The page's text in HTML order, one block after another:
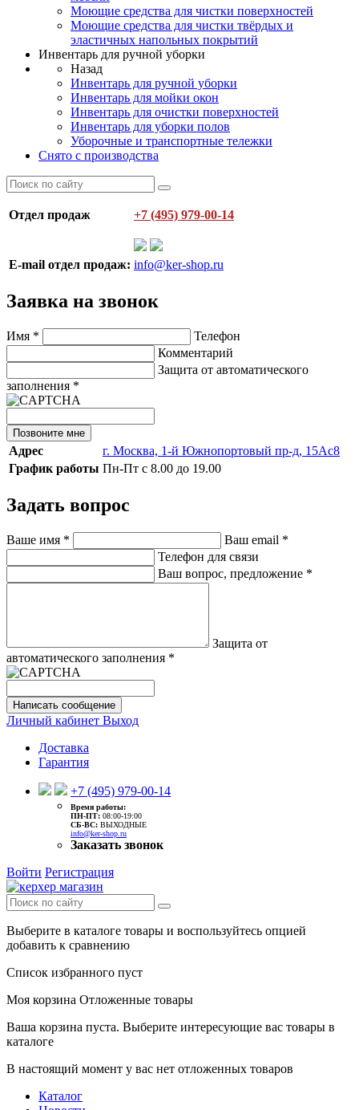
Моющие средства для чистки поверхностей
Моющие средства для чистки твёрдых и
эластичных напольных покрытий
Инвентарь для ручной уборки
Назад
Инвентарь для ручной уборки
Инвентарь для мойки окон
Инвентарь для очистки поверхностей
Инвентарь для уборки полов
Уборочные и транспортные тележки
Снято с производства
Отдел продаж +7 (495) 979-00-14
E-mail отдел продаж: info@ker-shop.ru
Заявка на звонок
Имя *
Телефон
Комментарий
Защита от автоматического
заполнения *
Позвоните мне
Адрес
г. Москва, 1-й Южнопортовый пр-д, 15Ас8
График работы Пн-Пт с 8.00 до 19.00
Задать вопрос
Ваше имя * Ваш email *
Телефон для связи
Ваш вопрос, предложение *
Защита от
автоматического заполнения *
Написать сообщение
Личный кабинет Выход
Доставка
Гарантия
+7 (495) 979-00-14
Время работы:
ПН-ПТ: 08:00-19:00
CБ-ВС: ВЫХОДНЫЕ
info@ker-shop.ru
Заказать звонок
Войти Регистрация
Выберите в каталоге товары и воспользуйтесь опцией
добавить к сравнению
Список избранного пуст
Моя корзина Отложенные товары
Ваша корзина пуста. Выберите интересующие вас товары в
каталоге
В настоящий момент у вас нет отложенных товаров
Каталог